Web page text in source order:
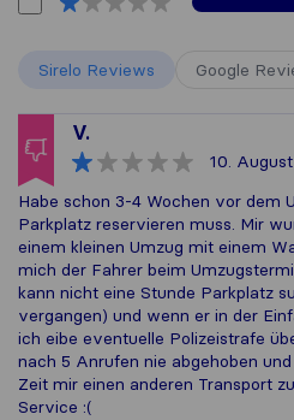
Sirelo Reviews Google
V.
10.
Habe schon 3-4 Wochen vor dem
Parkplatz reservieren muss. Mir
einem kleinen Umzug mit einem
mich der Fahrer beim
kann nicht eine Stunde Parkplatz
vergangen) und wenn er in der
ich eibe eventuelle Polizeistrafe
nach 5 Anrufen nie abgehoben
Zeit mir einen anderen Transport
Service :(